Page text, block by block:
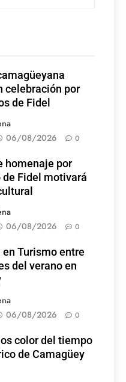
celebración por
de Fidel
06/08/2026 0
homenaje por
Fidel motivará
06/08/2026 0
en Turismo entre
del verano en
06/08/2026 0
color del tiempo
de Camagüey